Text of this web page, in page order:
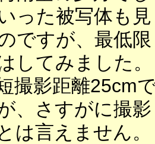
った被写体も見
ですが、最低限
してみました。
撮影距離25cm
、さすがに撮影
は言えません。